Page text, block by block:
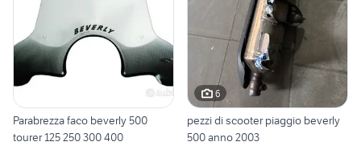
Parabrezza faco beverly 500
tourer 125 250 300 400
6
pezzi di scooter piaggio beverly
500 anno 2003